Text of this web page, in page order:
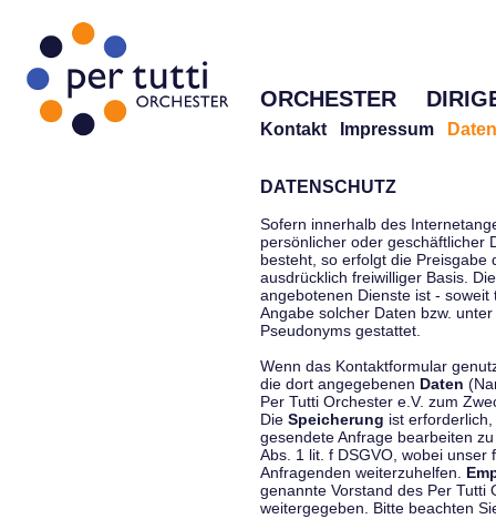
ORCHESTER
Kontakt Impressum
DATENSCHUTZ
Sofern innerhalb des
persönlicher oder geschäftlicher
besteht, so erfolgt die Preisgabe
ausdrücklich freiwilliger Basis.
angebotenen Dienste ist -
Angabe solcher Daten bzw.
Pseudonyms gestattet.
Wenn das Kontaktformular
die dort angegebenen Daten
Per Tutti Orchester e.V. zum
Die Speicherung ist
gesendete Anfrage bearbeiten
Abs. 1 lit. f DSGVO, wobei
Anfragenden weiterzuhelfen.
genannte Vorstand des Per Tutti
weitergegeben. Bitte beachten